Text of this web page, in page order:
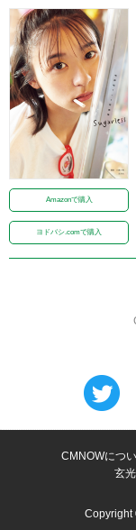
Amazonで購入
ヨドバシ.comで購入
CMNOWにつ
玄
Copyright